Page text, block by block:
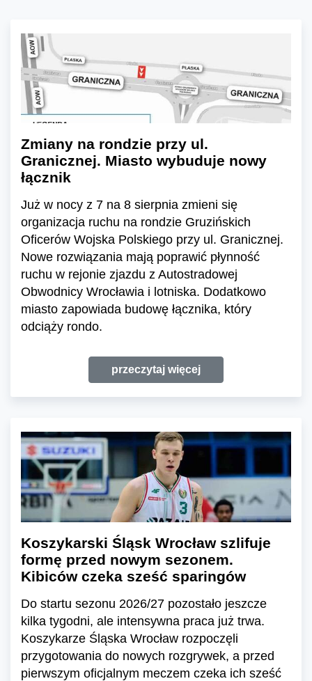
Zmiany na rondzie przy ul.
Granicznej. Miasto wybuduje nowy
łącznik
Już w nocy z 7 na 8 sierpnia zmieni się
organizacja ruchu na rondzie Gruzińskich
Oficerów Wojska Polskiego przy ul. Granicznej.
Nowe rozwiązania mają poprawić płynność
ruchu w rejonie zjazdu z Autostradowej
Obwodnicy Wrocławia i lotniska. Dodatkowo
miasto zapowiada budowę łącznika, który
odciąży rondo.
przeczytaj więcej
Koszykarski Śląsk Wrocław szlifuje
formę przed nowym sezonem.
Kibiców czeka sześć sparingów
Do startu sezonu 2026/27 pozostało jeszcze
kilka tygodni, ale intensywna praca już trwa.
Koszykarze Śląska Wrocław rozpoczęli
przygotowania do nowych rozgrywek, a przed
pierwszym oficjalnym meczem czeka ich sześć